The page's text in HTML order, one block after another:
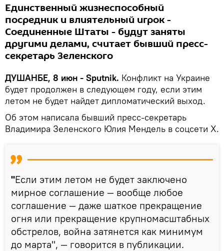
Единственный жизнеспособный
посредник и влиятельный игрок -
Соединенные Штаты - будут заняты
другими делами, считает бывший пресс-
секретарь Зеленского
ДУШАНБЕ, 8 июн - Sputnik. Конфликт на Украине
будет продолжен в следующем году, если этим
летом не будет найдет дипломатический выход.
Об этом написала бывший пресс-секретарь
Владимира Зеленского Юлия Мендель в соцсети X.
"Если этим летом не будет заключено
мирное соглашение — вообще любое
соглашение — даже шаткое прекращение
огня или прекращение крупномасштабных
обстрелов, война затянется как минимум
до марта", — говорится в публикации.